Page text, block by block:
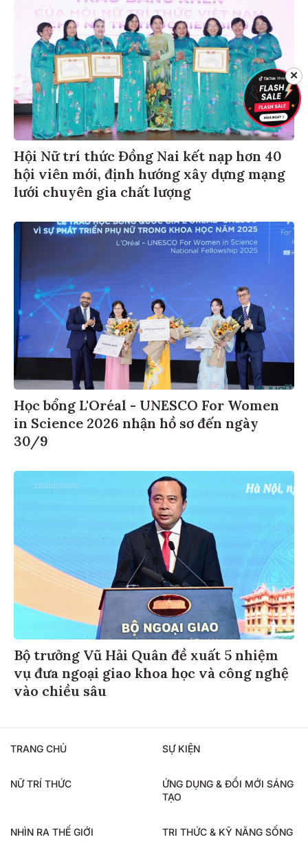
Hội Nữ trí thức Đồng Nai kết nạp hơn 40
hội viên mới, định hướng xây dựng mạng
lưới chuyên gia chất lượng
Học bổng L'Oréal - UNESCO For Women
in Science 2026 nhận hồ sơ đến ngày
30/9
Bộ trưởng Vũ Hải Quân đề xuất 5 nhiệm
vụ đưa ngoại giao khoa học và công nghệ
vào chiều sâu
TRANG CHỦ SỰ KIỆN
NỮ TRÍ THỨC
ỨNG DỤNG & ĐỔI MỚI SÁNG
TẠO
NHÌN RA THẾ GIỚI TRI THỨC & KỸ NĂNG SỐNG
✕